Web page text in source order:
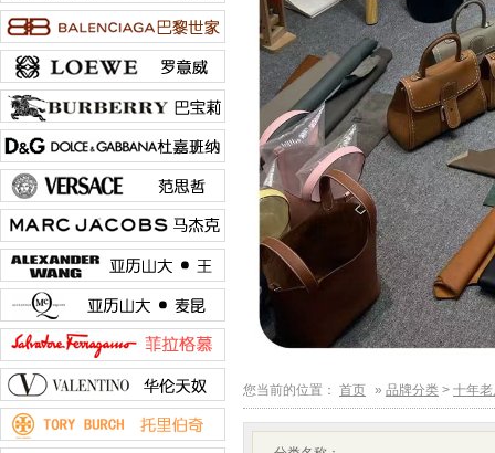
您当前的位置： 首页 » 品牌分类 > 十年